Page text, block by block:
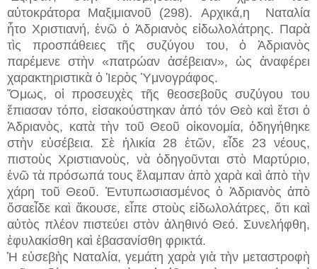
αὐτοκράτορα Μαξιμιανοῦ (298). Αρχικά,η Ναταλία
ἦτο Χριστιανή, ἐνῶ ὁ Ἀδριανὸς εἰδωλολάτρης. Παρὰ
τὶς προσπάθειες τῆς συζύγου του, ὁ Ἀδριανὸς
παρέμενε στὴν «πατρώαν ἀσέβειαν», ὡς ἀναφέρει
χαρακτηριστικὰ ὁ Ἱερὸς Ὑμνογράφος.
Ὅμως, οἱ προσευχὲς τῆς θεοσεβοῦς συζύγου του
ἔπιασαν τόπο, εἰσακούστηκαν ἀπό τόν Θεὸ καὶ ἔτσι ὁ
Ἀδριανὸς, κατὰ τὴν τοῦ Θεοῦ οἰκονομία, ὁδηγήθηκε
στὴν εὐσέβεια. Σὲ ἡλικία 28 ἐτῶν, εἶδε 23 νέους,
πιστοὺς Χριστιανοὺς, νὰ ὁδηγοῦνται στὸ Μαρτύριο,
ἐνῶ τὰ πρόσωπά τους ἔλαμπαν ἀπὸ χαρὰ καὶ ἀπὸ τὴν
χάρη τοῦ Θεοῦ. Ἐντυπωσιασμένος ὁ Ἀδριανὸς ἀπὸ
ὅσαεἶδε καὶ ἄκουσε, εἶπε στοὺς εἰδωλολάτρες, ὅτι καὶ
αὐτὸς πλέον πιστεύει στὸν ἀληθινό Θεό. Συνελήφθη,
ἐφυλακίσθη καὶ ἐβασανίσθη φρικτά.
Ἡ εὐσεβὴς Ναταλία, γεμάτη χαρὰ γιὰ τὴν μεταστροφὴ